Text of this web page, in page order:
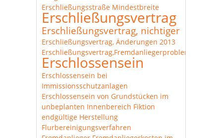
Erschließungsstraße Mindestbreite
Erschließungsvertrag
Erschließungsvertrag, nichtiger
Erschließungsvertrag, Änderungen 2013
Erschließungsvertrag,Fremdanliegerproblematik
Erschlossensein
Erschlossensein bei
Immissionsschutzanlagen
Erschlossensein von Grundstücken im
unbeplanten Innenbereich Fiktion
endgültige Herstellung
Flurbereinigungsverfahren